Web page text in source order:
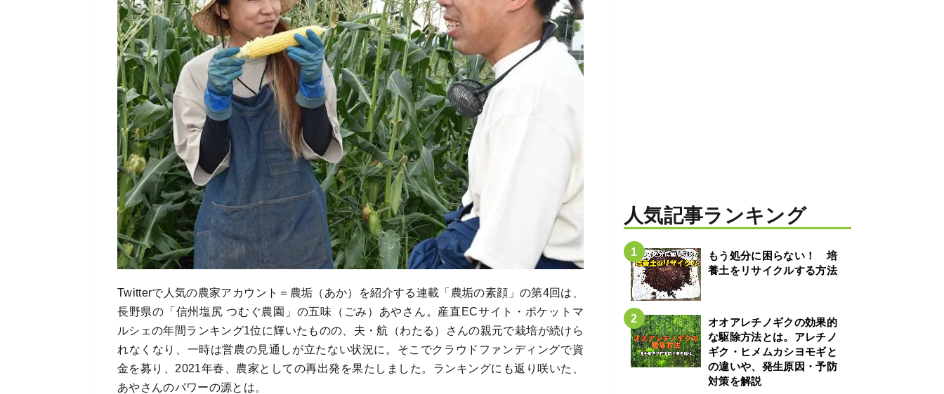
Twitterで人気の農家アカウント＝農垢（あか）を紹介する連載「農垢の素顔」の第4回は、
長野県の「信州塩尻 つむぐ農園」の五味（ごみ）あやさん。産直ECサイト・ポケットマ
ルシェの年間ランキング1位に輝いたものの、夫・航（わたる）さんの親元で栽培が続けら
れなくなり、一時は営農の見通しが立たない状況に。そこでクラウドファンディングで資
金を募り、2021年春、農家としての再出発を果たしました。ランキングにも返り咲いた、
あやさんのパワーの源とは。
人気記事ランキング
もう処分に困らない！ 培
養土をリサイクルする方法
オオアレチノギクの効果的
な駆除方法とは。アレチノ
ギク・ヒメムカシヨモギと
の違いや、発生原因・予防
対策を解説